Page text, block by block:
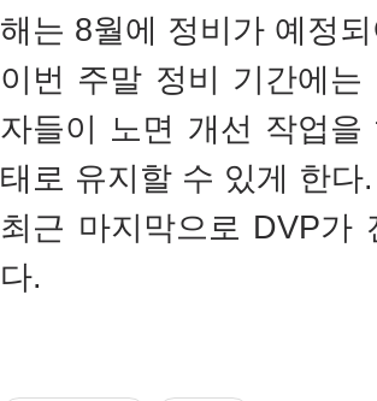
해는 8월에 정비가 예정
이번 주말 정비 기간에
자들이 노면 개선 작업
태로 유지할 수 있게 한다.
최근 마지막으로 DVP가
다.